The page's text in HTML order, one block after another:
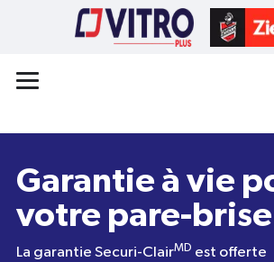
Garantie à vie
votre pare-brise
La garantie Securi-ClairMD est offerte